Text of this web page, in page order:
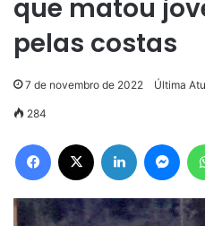
que matou
pelas costas
7 de novembro de 2022 Última
284
Facebook Linkedin